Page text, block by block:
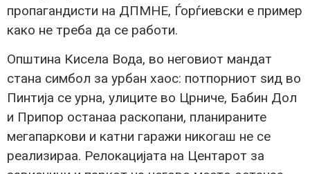
пропагандисти на ДПМНЕ, Ѓорѓиевски е пример
како не треба да се работи.
Општина Кисела Вода, во неговиот мандат
стана симбол за урбан хаос: потпорниот ѕид во
Пинтија се урна, улиците во Црниче, Бабин Дол
и Припор останаа раскопани, планираните
мегапаркови и катни гаражи никогаш не се
реализираа. Релокацијата на Центарот за